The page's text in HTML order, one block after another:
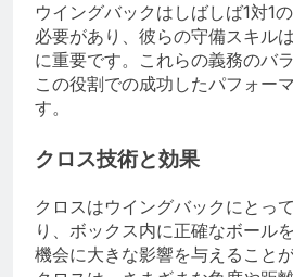
ウイングバックはしばしば1対1
必要があり、彼らの守備スキル
に重要です。これらの義務のバ
この役割での成功したパフォー
す。
クロス技術と効果
クロスはウイングバックにとっ
り、ボックス内に正確なボール
機会に大きな影響を与えること